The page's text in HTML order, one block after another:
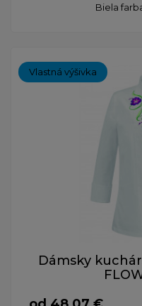
Biela
Vlastná výšivka
Dámsky